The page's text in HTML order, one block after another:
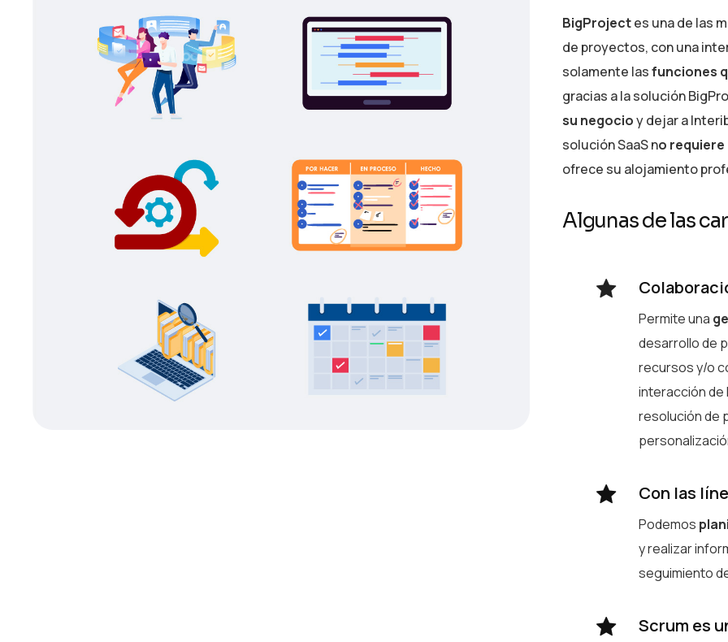
BigProjectes una de las
de proyectos, con una
solamente lasfunciones
gracias a la solución
su negocioy dejar a
solución SaaS no
ofrece su alojamiento
Algunasdelascar
Permite una
desarrollo de
recursos y/o
interacción de
resolución de
Con las
Podemos
y realizar
seguimiento
Scrum es